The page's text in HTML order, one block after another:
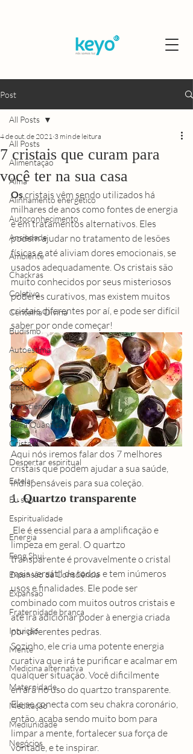
Post
All Posts
Alimentação
Alma
Alinhamento energético
Autoconhecimento
Ansiedade
Ambiente
Chackras
Coletivo
Centelha Divina
Budismo
Autoestima
Corpo
Cosmo
Consciência plena
Cura Quântica
Cristais
Despertar espiritual
Estelar
Eu sou
Espiritualidade
Energia
Feng Shui
Expansão da Consciência
Expansão
Fraternidade branca
Intuição
Mente
Medicina alternativa
Maternidade
Meditação
Mediunidade
Negócios
All Posts
7 cristais que curam para
você ter na sua casa
4 de out. de 2021 3 min de leitura
Oscristais vêm sendo utilizados há
milhares de anos como fontes de energia
e em tratamentos alternativos. Eles
podem ajudar no tratamento de lesões
físicas e até aliviam dores emocionais, se
usados adequadamente. Os cristais são
muito conhecidos por seus misteriosos
poderes curativos, mas existem muitos
cristais diferentes por aí, e pode ser difícil
saber por onde começar!
Aqui nós iremos falar dos 7 melhores
cristais que podem ajudar a sua saúde,
indispensáveis para sua coleção.
1. Quartzo transparente
limpeza em geral. O quartzo
transparente é provavelmente o cristal
mais versátil de todos e tem inúmeros
usos e finalidades. Ele pode ser
combinado com muitos outros cristais e
até irá adicionar poder à energia criada
por diferentes pedras.
Sozinho, ele cria uma potente energia
curativa que irá te purificar e acalmar em
qualquer situação. Você dificilmente
errará no uso do quartzo transparente.
Ele se conecta com seu chakra coronário,
então, acaba sendo muito bom para
limpar a mente, fortalecer sua força de
vontade, e te inspirar.